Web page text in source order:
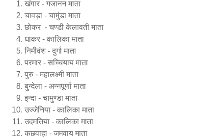
खंगार - गजानन माता
चावड़ा - चामुंडा माता
छोकर - चण्डी केलावती माता
धाकर - कालिका माता
निमीवंश - दुर्गा माता
परमार - सच्चियाय माता
पुरु - महालक्ष्मी माता
बुन्देला - अन्नपूर्णा माता
इन्दा - चामुण्डा माता
उज्जेनिया - कालिका माता
उदमतिया - कालिका माता
कछवाहा - जमवाय माता